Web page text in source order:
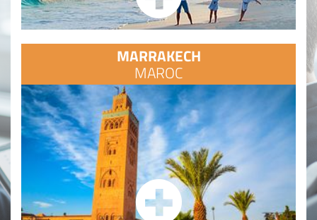
MARRAKECH
MAROC